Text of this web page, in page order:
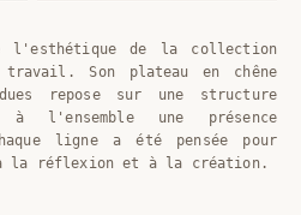
l'esthétique de la collection
travail. Son plateau en chêne
repose sur une structure
à l'ensemble une présence
ligne a été pensée pour
à la réflexion et à la création.